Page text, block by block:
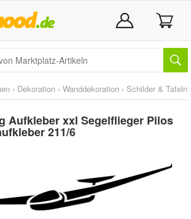
› Dekoration › Wanddekoration › Schilder & Tafeln
Aufkleber xxl Segelflieger Pilos
211/6